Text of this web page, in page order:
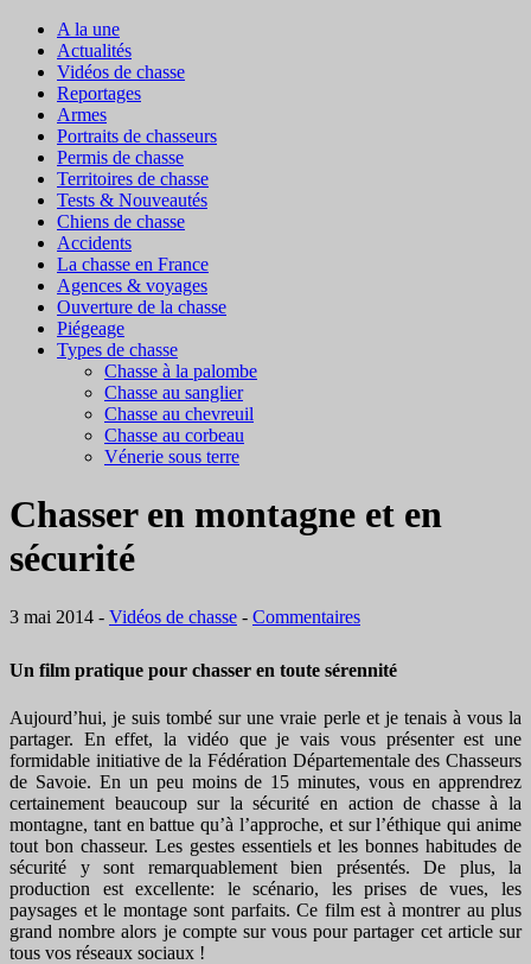
A la une
Actualités
Vidéos de chasse
Reportages
Armes
Portraits de chasseurs
Permis de chasse
Territoires de chasse
Tests & Nouveautés
Chiens de chasse
Accidents
La chasse en France
Agences & voyages
Ouverture de la chasse
Piégeage
Types de chasse
Chasse à la palombe
Chasse au sanglier
Chasse au chevreuil
Chasse au corbeau
Vénerie sous terre
Chasser en montagne et en
sécurité
3 mai 2014 - Vidéos de chasse - Commentaires
Un film pratique pour chasser en toute sérennité
Aujourd’hui, je suis tombé sur une vraie perle et je tenais à vous la
partager. En effet, la vidéo que je vais vous présenter est une
formidable initiative de la Fédération Départementale des Chasseurs
de Savoie. En un peu moins de 15 minutes, vous en apprendrez
certainement beaucoup sur la sécurité en action de chasse à la
montagne, tant en battue qu’à l’approche, et sur l’éthique qui anime
tout bon chasseur. Les gestes essentiels et les bonnes habitudes de
sécurité y sont remarquablement bien présentés. De plus, la
production est excellente: le scénario, les prises de vues, les
paysages et le montage sont parfaits. Ce film est à montrer au plus
grand nombre alors je compte sur vous pour partager cet article sur
tous vos réseaux sociaux !